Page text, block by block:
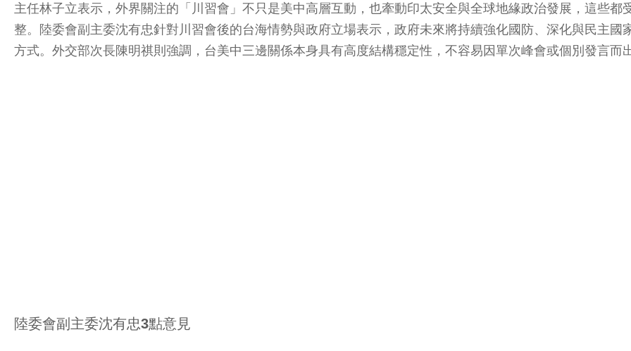
主任林子立表示，外界關注的「川習會」不只是美中高層互動，也牽動印太安全與全球地緣政治發展，這些
整。陸委會副主委沈有忠針對川習會後的台海情勢與政府立場表示，政府未來將持續強化國防、深化與民主
方式。外交部次長陳明祺則強調，台美中三邊關係本身具有高度結構穩定性，不容易因單次峰會或個別發言而
陸委會副主委沈有忠3點意見